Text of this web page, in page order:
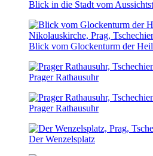
Blick in die Stadt vom
Blick vom Glockenturm der
Prager Rathausuhr
Prager Rathausuhr
Der Wenzelsplatz